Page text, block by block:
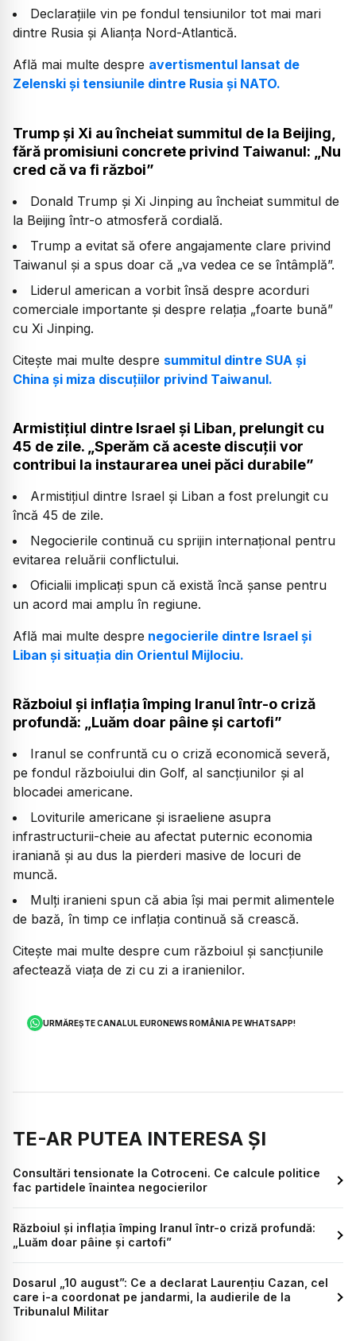
Declarațiile vin pe fondul tensiunilor tot mai mari
dintre Rusia și Alianța Nord-Atlantică.
Află mai multe despre avertismentul lansat de
Zelenski și tensiunile dintre Rusia și NATO.
Trump și Xi au încheiat summitul de la Beijing,
fără promisiuni concrete privind Taiwanul: „Nu
cred că va fi război”
Donald Trump și Xi Jinping au încheiat summitul de
la Beijing într-o atmosferă cordială.
Trump a evitat să ofere angajamente clare privind
Taiwanul și a spus doar că „va vedea ce se întâmplă”.
Liderul american a vorbit însă despre acorduri
comerciale importante și despre relația „foarte bună”
cu Xi Jinping.
Citește mai multe despre summitul dintre SUA și
China și miza discuțiilor privind Taiwanul.
Armistițiul dintre Israel și Liban, prelungit cu
45 de zile. „Sperăm că aceste discuții vor
contribui la instaurarea unei păci durabile”
Armistițiul dintre Israel și Liban a fost prelungit cu
încă 45 de zile.
Negocierile continuă cu sprijin internațional pentru
evitarea reluării conflictului.
Oficialii implicați spun că există încă șanse pentru
un acord mai amplu în regiune.
Află mai multe despre negocierile dintre Israel și
Liban și situația din Orientul Mijlociu.
Războiul și inflația împing Iranul într-o criză
profundă: „Luăm doar pâine și cartofi”
Iranul se confruntă cu o criză economică severă,
pe fondul războiului din Golf, al sancțiunilor și al
blocadei americane.
Loviturile americane și israeliene asupra
infrastructurii-cheie au afectat puternic economia
iraniană și au dus la pierderi masive de locuri de
muncă.
Mulți iranieni spun că abia își mai permit alimentele
de bază, în timp ce inflația continuă să crească.
Citește mai multe despre cum războiul și sancțiunile
afectează viața de zi cu zi a iranienilor.
URMĂREȘTE CANALUL EURONEWS ROMÂNIA PE WHATSAPP!
TE-AR PUTEA INTERESA ȘI
Consultări tensionate la Cotroceni. Ce calcule politice
fac partidele înaintea negocierilor
Războiul și inflația împing Iranul într-o criză profundă:
„Luăm doar pâine și cartofi”
Dosarul „10 august”: Ce a declarat Laurențiu Cazan, cel
care i-a coordonat pe jandarmi, la audierile de la
Tribunalul Militar